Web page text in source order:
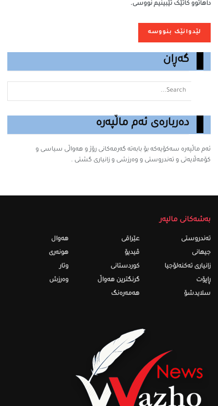
داهاتوو کاتێک تێبینیم نووسی.
گەڕان
دەربارەی ئەم ماڵپەرە
ئەم ماڵپەرە سه‌كۆیه‌كه‌ بۆ بابه‌ته‌ گه‌رمه‌كانى رۆژ و هەواڵی سیاسی و
کۆمەڵایەتی و تەندروستی و وەرزشی و زانیارى گشتى .
بەشەکانی مالپەر
تەندروستى
جیهانی
زانیاری تەکنەلۆجیا
ڕاپۆت
سلایدشۆ
عێراقی
ڤیدیۆ
کوردستانی
گرنگترین هەواڵ
هەمەرەنگ
هەواڵ
هونەری
وتار
وەرزش